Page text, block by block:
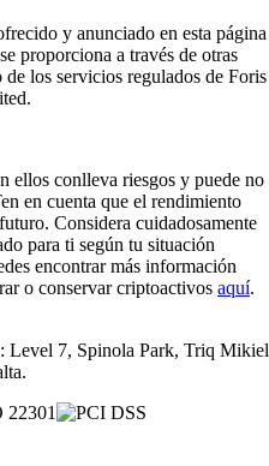
y anunciado en esta página
se proporciona a través de otras
los servicios regulados de Foris
ellos conlleva riesgos y puede no
en cuenta que el rendimiento
Considera cuidadosamente
para ti según tu situación
encontrar más información
o conservar criptoactivos aquí.
Level 7, Spinola Park, Triq Mikiel